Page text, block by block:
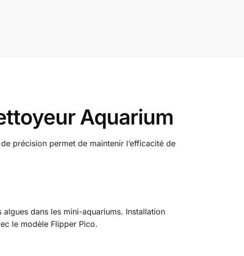
Aquarium
précision permet de maintenir l’efficacité de
dans les mini-aquariums. Installation
le modèle Flipper Pico.